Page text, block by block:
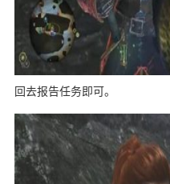
回去报告任务即可。